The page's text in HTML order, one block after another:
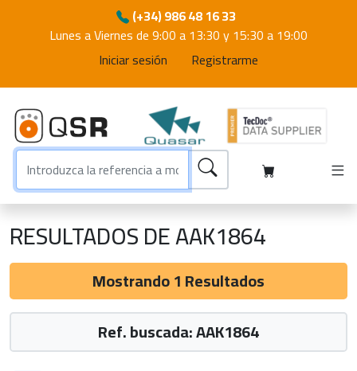
(+34) 986 48 16 33
Lunes a Viernes de 9:00 a 13:30 y 15:30 a 19:00
Iniciar sesión
Registrarme
RESULTADOS DE AAK1864
Mostrando 1 Resultados
Ref. buscada: AAK1864